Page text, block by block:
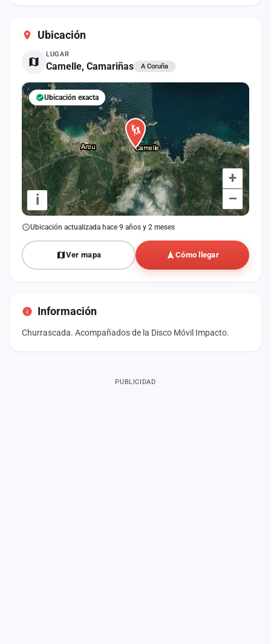
Ubicación
LUGAR
Camelle, Camariñas A Coruña
+
–
i
Ubicación exacta
Ubicación actualizada hace 9 años y 2 meses
Ver mapa Cómo llegar
Información
Churrascada. Acompañados de la Disco Móvil Impacto.
PUBLICIDAD